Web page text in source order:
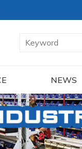
NEWS